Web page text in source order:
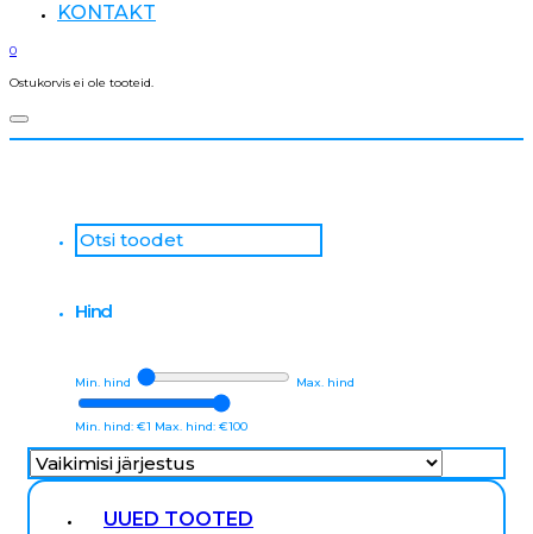
KONTAKT
0
Ostukorvis ei ole tooteid.
Otsi
Hind
Min. hind Max. hind
Min. hind: €1 Max. hind: €100
UUED TOOTED